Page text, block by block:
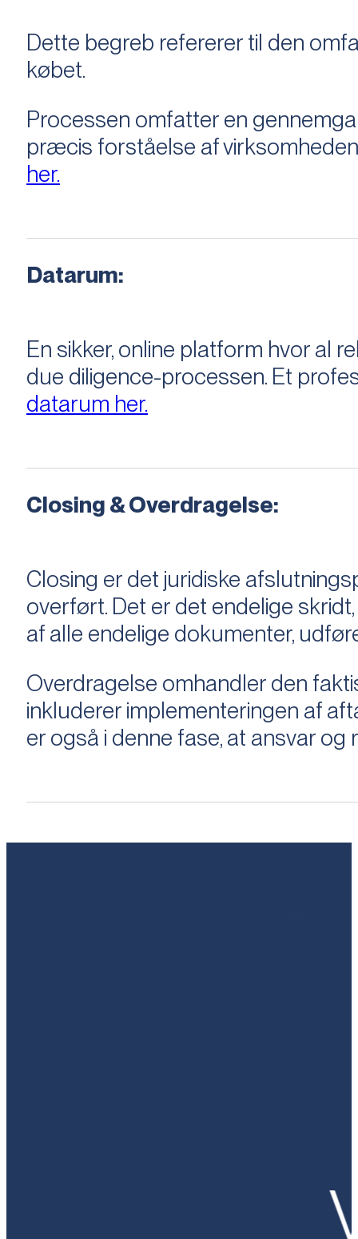
Dette begreb refererer til den
købet.
Processen omfatter en
præcis forståelse af
her.
Datarum:
En sikker, online platform hvor al
due diligence-processen. Et
datarum her.
Closing & Overdragelse:
Closing er det juridiske
overført. Det er det endelige
af alle endelige dokumenter,
Overdragelse omhandler den
inkluderer implementeringen af
er også i denne fase, at ansvar